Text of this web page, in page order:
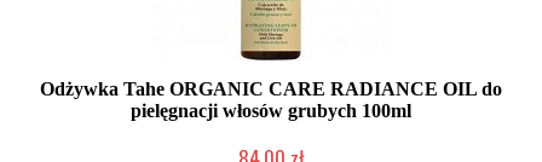
Odżywka Tahe ORGANIC CARE RADIANCE OIL do
pielęgnacji włosów grubych 100ml